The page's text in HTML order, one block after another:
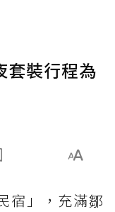
套裝行程為
宿」，充滿鄒